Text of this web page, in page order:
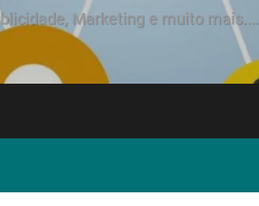
Marketing e muito mais....